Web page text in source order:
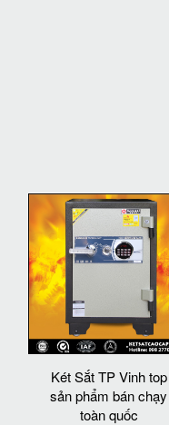
Két Sắt TP Vinh top
sản phẩm bán chạy
toàn quốc